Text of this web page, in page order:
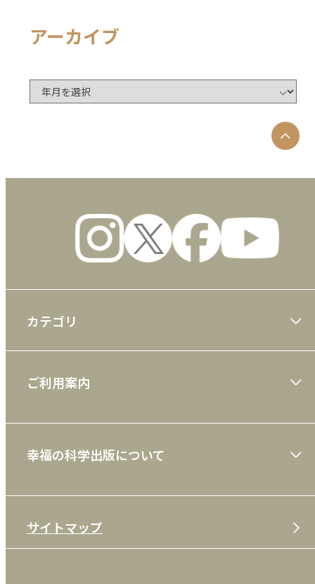
アーカイブ
カテゴリ
雑誌
CD
DVD・ブルーレイ
ご利用案内
利用規約
特定商取引法
プライバシーポリシー
幸福の科学出版について
メディア・ライブラリー
サイトマップ